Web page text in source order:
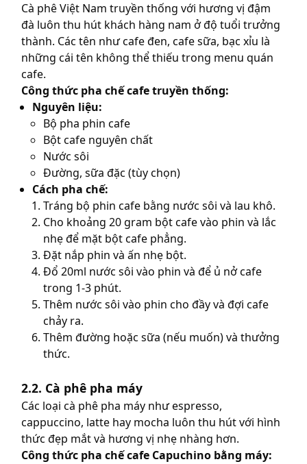
Cà phê Việt Nam truyền thống với hương vị đậm
đà luôn thu hút khách hàng nam ở độ tuổi trưởng
thành. Các tên như cafe đen, cafe sữa, bạc xỉu là
những cái tên không thể thiếu trong menu quán
cafe.
Công thức pha chế cafe truyền thống:
Nguyên liệu:
Bộ pha phin cafe
Bột cafe nguyên chất
Nước sôi
Đường, sữa đặc (tùy chọn)
Cách pha chế:
Tráng bộ phin cafe bằng nước sôi và lau khô.
Cho khoảng 20 gram bột cafe vào phin và lắc
nhẹ để mặt bột cafe phẳng.
Đặt nắp phin và ấn nhẹ bột.
Đổ 20ml nước sôi vào phin và để ủ nở cafe
trong 1-3 phút.
Thêm nước sôi vào phin cho đầy và đợi cafe
chảy ra.
Thêm đường hoặc sữa (nếu muốn) và thưởng
thức.
2.2. Cà phê pha máy
Các loại cà phê pha máy như espresso,
cappuccino, latte hay mocha luôn thu hút với hình
thức đẹp mắt và hương vị nhẹ nhàng hơn.
Công thức pha chế cafe Capuchino bằng máy: